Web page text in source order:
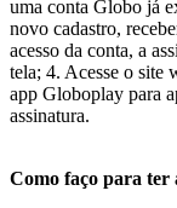
uma conta Globo já
novo cadastro,
acesso da conta, a
tela; 4. Acesse o
app Globoplay para
assinatura.
Como faço para ter